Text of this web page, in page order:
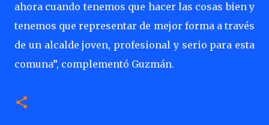
ahora cuando tenemos que hacer las cosas bien y
tenemos que representar de mejor forma a través
de un alcalde joven, profesional y serio para esta
comuna”, complementó Guzmán.